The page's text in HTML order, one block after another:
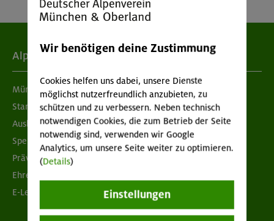
Alpenverein
München & Oberland
Standorte
Ausbildung & Jobs
Spenden
Prävention sexualisierter Gewalt
Ehrenamtsbörse
E-Learning
Wir benötigen deine Zustimmung
Cookies helfen uns dabei, unsere Dienste
möglichst nutzerfreundlich anzubieten, zu
schützen und zu verbessern. Neben technisch
notwendigen Cookies, die zum Betrieb der Seite
notwendig sind, verwenden wir Google
Analytics, um unsere Seite weiter zu optimieren.
(Details)
Einstellungen